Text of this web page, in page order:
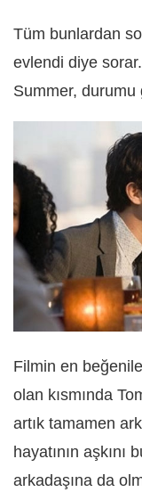
Tüm bunlardan
evlendi diye
Summer, durumu
Filmin en
olan kısmında
artık tamamen
hayatının aşkını
arkadaşına da